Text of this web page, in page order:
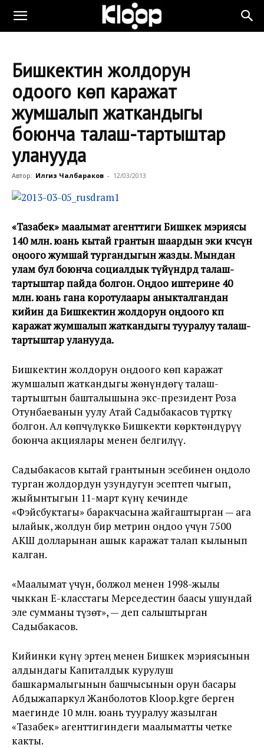
Бишкектин жолдорун
оңдоого көп каражат
жумшалып жаткандыгы
боюнча талаш-тартыштар
уланууда
Автор: Илгиз Чалбараков - 12/03/2013
«Тазабек» маалымат агенттиги Бишкек мэриясы
140 млн. юань кытай грантын шаардын эки көчөсүн
оңоого жумшай тургандыгын жазды. Мындан
улам бул боюнча социалдык түйүндөрдө талаш-
тартыштар пайда болгон. Оңдоо иштерине 40
млн. юань гана коротулаары аныкталгандан
кийин да Бишкектин жолдорун оңдоого көп
каражат жумшалып жаткандыгы тууралуу талаш-
тартыштар уланууда.
Бишкектин жолдорун оңдоого көп каражат
жумшалып жаткандыгы жөнүндөгү талаш-
тартыштын башталышына экс-президент Роза
Отунбаеванын уулу Атай Садыбакасов түрткү
болгон. Ал көпчүлүккө Бишкекти көрктөндүрүү
боюнча акциялары менен белгилүү.
Садыбакасов кытай грантынын эсебинен оңдоло
турган жолдордун узундугун эсептеп чыгып,
жыйынтыгын 11-март күнү кечинде
«Фэйсбуктагы» баракчасына жайгаштырган — ага
ылайык, жолдун бир метрин оңдоо үчүн 7500
АКШ долларынан ашык каражат талап кылынып
калган.
«Маалымат үчүн, болжол менен 1998-жылы
чыккан Е-класстагы Мерседестин баасы ушундай
эле сумманы түзөт», — деп салыштырган
Садыбакасов.
Кийинки күнү эртең менен Бишкек мэриясынын
алдындагы Капиталдык курулуш
башкармалыгынын башчысынын орун басары
Абдыжапаркул Жанболотов Kloop.kgге берген
маегинде 10 млн. юань тууралуу жазылган
«Тазабек» агенттигиндеги маалыматты четке
какты.